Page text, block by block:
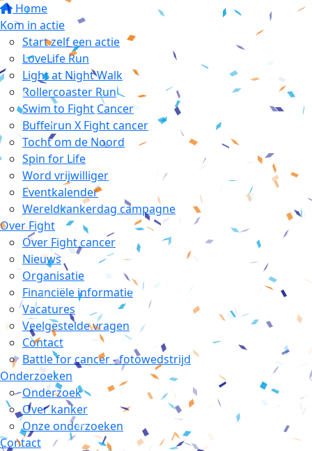
Home
Kom in actie
Start zelf een actie
LoveLife Run
Light at Night Walk
Rollercoaster Run
Swim to Fight Cancer
Buffelrun X Fight cancer
Tocht om de Noord
Spin for Life
Word vrijwilliger
Eventkalender
Wereldkankerdag campagne
Over Fight
Over Fight cancer
Nieuws
Organisatie
Financiële informatie
Vacatures
Veelgestelde vragen
Contact
Battle for cancer - fotowedstrijd
Onderzoeken
Onderzoek
Over kanker
Onze onderzoeken
Contact